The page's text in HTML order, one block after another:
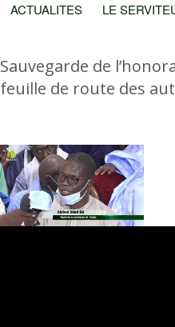
ACTUALITES LE
Sauvegarde de
feuille de route des